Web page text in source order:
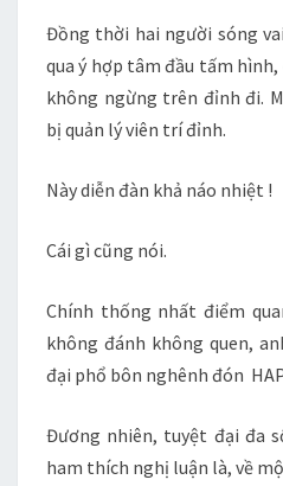
Đồng thời hai người sóng
qua ý hợp tâm đầu tấm
không ngừng trên đỉnh đi.
bị quản lý viên trí đỉnh.
Này diễn đàn khả náo nhiệt !
Cái gì cũng nói.
Chính thống nhất điểm
không đánh không quen,
đại phổ bôn nghênh đón
Đương nhiên, tuyệt đại đa
ham thích nghị luận là, về